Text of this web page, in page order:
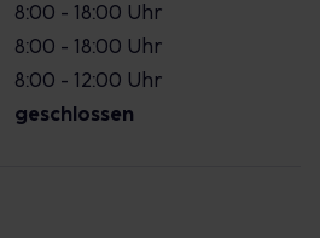
8:00 - 18:00 Uhr
8:00 - 18:00 Uhr
8:00 - 12:00 Uhr
geschlossen